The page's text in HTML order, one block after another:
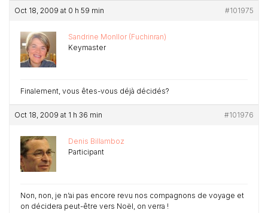
Oct 18, 2009 at 0 h 59 min #101975
Sandrine Monllor (Fuchinran)
Keymaster
Finalement, vous êtes-vous déjà décidés?
Oct 18, 2009 at 1 h 36 min #101976
Denis Billamboz
Participant
Non, non, je n’ai pas encore revu nos compagnons de voyage et
on décidera peut-être vers Noël, on verra !